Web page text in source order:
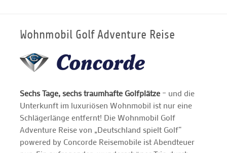
GOLF CARD
GOLF & WOMO
MALLORCA GOLFWOCHE
GOLF NEWS
Wohnmobil Golf Adventure Reise
Sechs Tage, sechs traumhafte Golfplätze – und die
Unterkunft im luxuriösen Wohnmobil ist nur eine
Schlägerlänge entfernt! Die Wohnmobil Golf
Adventure Reise von „Deutschland spielt Golf“
powered by Concorde Reisemobile ist Abendteuer